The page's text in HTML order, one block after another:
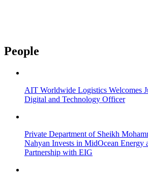
People
AIT Worldwide Logistics Welcomes
Digital and Technology Officer
Private Department of Sheikh
Nahyan Invests in MidOcean Energy
Partnership with EIG